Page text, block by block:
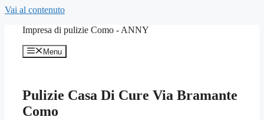
Vai al contenuto
Impresa di pulizie Como - ANNY
Menu
Pulizie Casa Di Cure Via Bramante
Como